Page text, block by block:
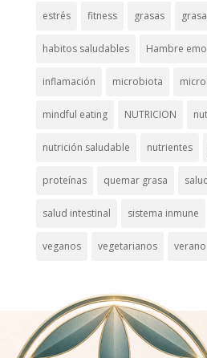
estrés fitness grasas
habitos saludables Hambre
inflamación microbiota
mindful eating NUTRICION
nutrición saludable nutrientes
proteínas quemar grasa
salud intestinal sistema inmune
veganos vegetarianos verano